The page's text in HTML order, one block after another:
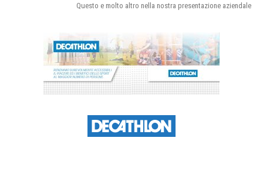
Questo e molto altro nella nostra presentazione aziendale